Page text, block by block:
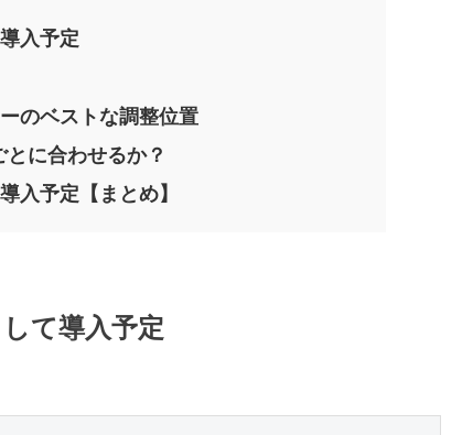
入予定
のベストな調整位置
に合わせるか？
入予定【まとめ】
て導入予定